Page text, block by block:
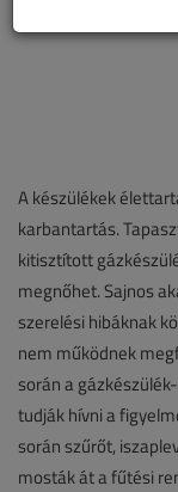
A készülékek
karbantartás.
kitisztított
megnőhet. Sajnos
szerelési hibáknak
nem működnek
során a
tudják hívni a
során szűrőt,
mosták át a fűtési